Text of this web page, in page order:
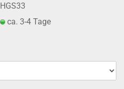
HGS33
ca. 3-4 Tage